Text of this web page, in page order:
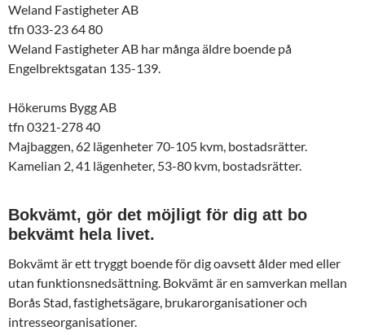
Weland Fastigheter AB
tfn 033-23 64 80
Weland Fastigheter AB har många äldre boende på
Engelbrektsgatan 135-139.
Hökerums Bygg AB
tfn 0321-278 40
Majbaggen, 62 lägenheter 70-105 kvm, bostadsrätter.
Kamelian 2, 41 lägenheter, 53-80 kvm, bostadsrätter.
Bokvämt, gör det möjligt för dig att bo
bekvämt hela livet.
Bokvämt är ett tryggt boende för dig oavsett ålder med eller
utan funktionsnedsättning. Bokvämt är en samverkan mellan
Borås Stad, fastighetsägare, brukarorganisationer och
intresseorganisationer.